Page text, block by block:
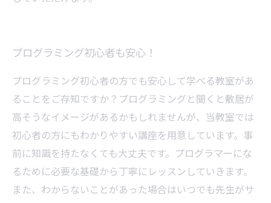
プログラミング初心者も安心！
プログラミング初心者の方でも安心して学べる教室があ
ることをご存知ですか？プログラミングと聞くと敷居が
高そうなイメージがあるかもしれませんが、当教室では
初心者の方にもわかりやすい講座を用意しています。事
前に知識を持たなくても大丈夫です。プログラマーにな
るために必要な基礎から丁寧にレッスンしていきます。
また、わからないことがあった場合はいつでも先生がサ